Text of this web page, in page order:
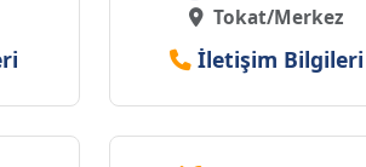
Tokat/Merkez
İletişim Bilgileri